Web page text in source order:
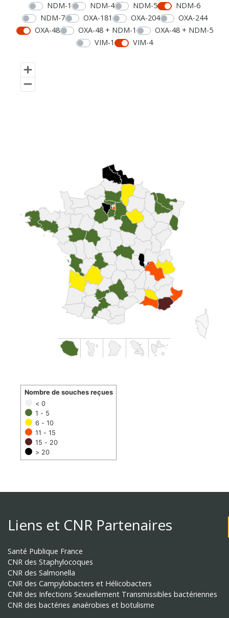
NDM-1
NDM-4 NDM-5
NDM-6
NDM-7
OXA-181 OXA-204
OXA-244
OXA-48
OXA-48 + NDM-1
OXA-48 + NDM-5
VIM-1
VIM-4
< 0
1 - 5
6 - 10
11 - 15
15 - 20
> 20
Nombre de souches reçues
Liens et CNR Partenaires
Santé Publique France
CNR des Staphylocoques
CNR des Salmonella
CNR des Campylobacters et Hélicobacters
CNR des Infections Sexuellement Transmissibles bactériennes
CNR des bactéries anaérobies et botulisme